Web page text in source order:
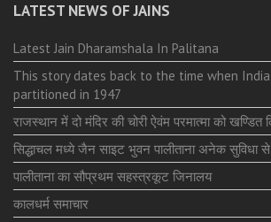
LATEST NEWS OF JAINS
Latest Jain Dharamshala In Palitana
This story dates back to the time when
partitioned in 1947
राजस्थान में दो मंदिर की चोरी ऐवंम परमात्मा को खण्डित
सिद्धाचल मध्ये जैन साइट भुवन पालीताना अनेक सुविधा से
पालीताना का सौप्रथम सहस्त्रकूट जिनालय
कालधर्म समाचार